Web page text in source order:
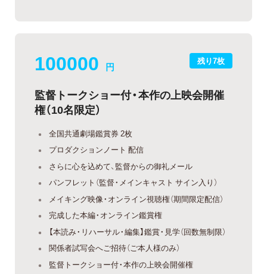
残り7枚
100000 円
監督トークショー付・本作の上映会開催
権（10名限定）
全国共通劇場鑑賞券 2枚
プロダクションノート 配信
さらに心を込めて、監督からの御礼メール
パンフレット（監督・メインキャスト サイン入り）
メイキング映像・オンライン視聴権（期間限定配信）
完成した本編・オンライン鑑賞権
【本読み・リハーサル・編集】鑑賞・見学（回数無制限）
関係者試写会へご招待（ご本人様のみ）
監督トークショー付・本作の上映会開催権